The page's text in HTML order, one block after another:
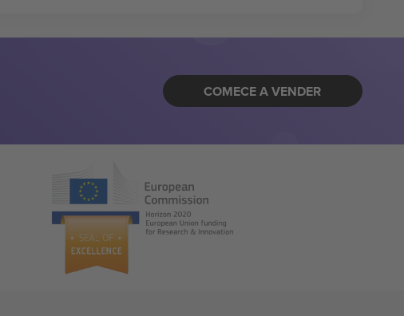
COMECE A VENDER